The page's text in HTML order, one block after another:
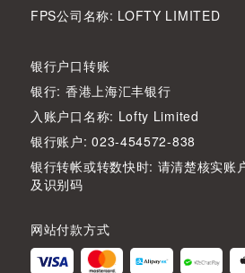
FPS公司名称: LOFTY LIMITED
银行户口转账
银行: 香港上海汇丰银行
入账户口名称: Lofty Limited
银行账户: 023-454572-838
银行转帐或转数快时: 请清楚核实账
及识别码
网站付款方式